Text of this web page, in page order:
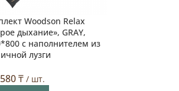
Woodson Relax
дыхание», GRAY,
с наполнителем из
лузги
₸/ шт.